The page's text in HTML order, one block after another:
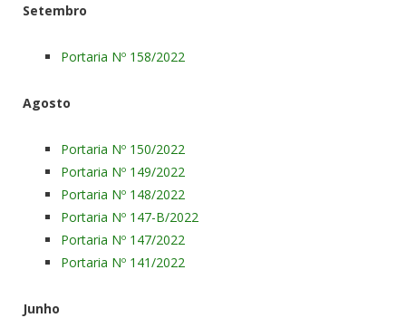
Setembro
Portaria Nº 158/2022
Agosto
Portaria Nº 150/2022
Portaria Nº 149/2022
Portaria Nº 148/2022
Portaria Nº 147-B/2022
Portaria Nº 147/2022
Portaria Nº 141/2022
Junho